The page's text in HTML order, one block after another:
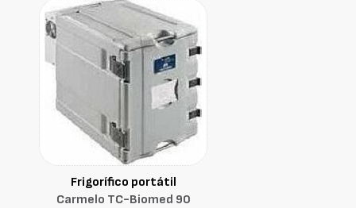
Frigorífico portátil
Carmelo TC-Biomed 90